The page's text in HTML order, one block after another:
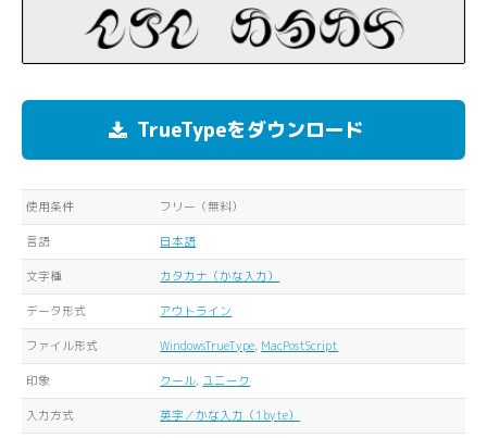
TrueTypeをダウンロード
使用条件 フリー（無料）
言語 日本語
文字種 カタカナ（かな入力）
データ形式 アウトライン
ファイル形式 WindowsTrueType, MacPostScript
印象 クール, ユニーク
入力方式 英字／かな入力（1byte）